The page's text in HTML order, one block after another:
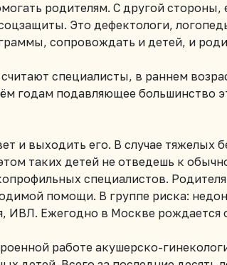
родителям. С другой стороны,
Это дефектологи,
сопровождать и детей, и
специалисты, в раннем
годам подавляющее большинство
и выходить его. В случае
таких детей не отведешь к
специалистов.
помощи. В группе риска:
ИВЛ. Ежегодно в Москве рождается
работе акушерско-